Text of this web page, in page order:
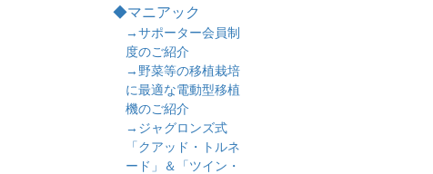
◆マニアック
→サポーター会員制
度のご紹介
→野菜等の移植栽培
に最適な電動型移植
機のご紹介
→ジャグロンズ式
「クアッド・トルネ
ード」＆「ツイン・